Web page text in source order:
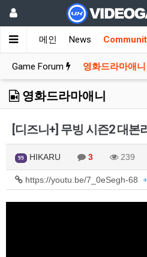
메인 News
Game Forum 영화드라마애니
영화드라마애니
[디즈니+] 무빙 시즌2 대본
99 HIKARU 3 239
https://youtu.be/7_0eSegh-68